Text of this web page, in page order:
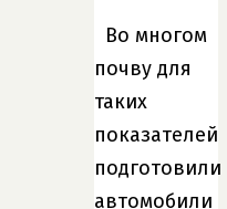
Во многом
почву для
таких
показателей
подготовили
автомобили